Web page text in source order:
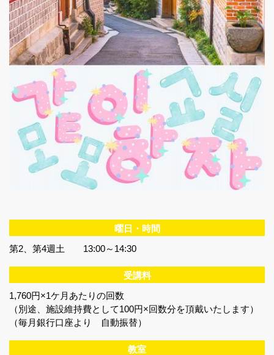
曜日・時間
第2、第4週土 13:00～14:30
受講料
1,760円×1ケ月あたりの回数
（別途、施設維持費として100円×回数分を頂戴いたします）
（毎月銀行口座より 自動振替）
教室